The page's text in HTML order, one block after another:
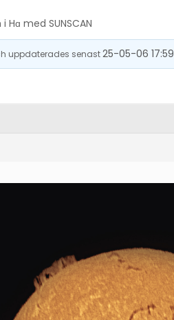
Hɑ med SUNSCAN
uppdaterades senast25-05-06 17:59